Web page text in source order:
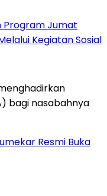
Program Jumat
Kegiatan Sosial
Resmi Buka